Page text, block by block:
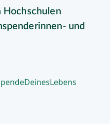
Hochschulen
und